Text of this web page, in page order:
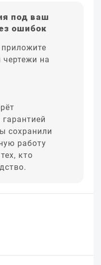
под ваш
ошибок
чертежи на
сохранили
работу
кто